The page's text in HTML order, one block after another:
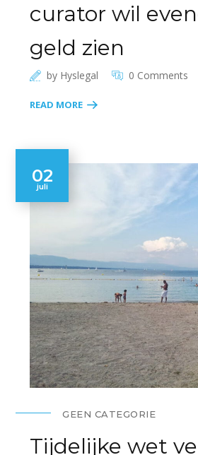
curator wil
geld zien
by Hyslegal 0 Comments
READ MORE
02
juli
GEEN CATEGORIE
Tijdelijke wet